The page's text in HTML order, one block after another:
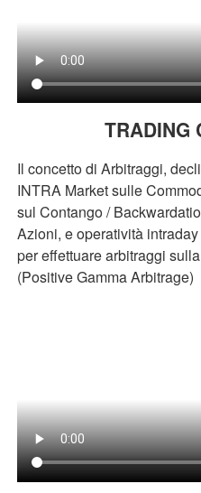
TRADING
Il concetto di Arbitraggi,
INTRA Market sulle
sul Contango /
Azioni, e operatività
per effettuare arbitraggi
(Positive Gamma Arbitrage)